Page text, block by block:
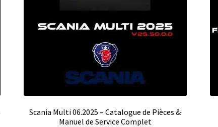
Scania Multi 06.2025 – Catalogue de Pièces &
Manuel de Service Complet